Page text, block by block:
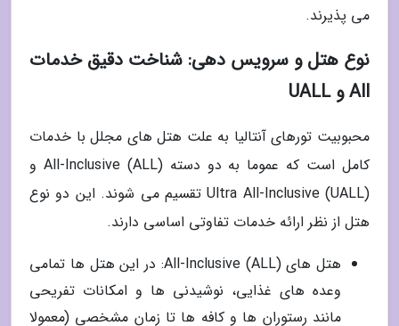
می پذیرند.
نوع هتل و سرویس دهی: شناخت دقیق خدمات
All و UALL
محبوبیت تورهای آنتالیا به علت هتل های مجلل با خدمات
کامل است که عموما به دو دسته All-Inclusive (ALL) و
Ultra All-Inclusive (UALL) تقسیم می شوند. این دو نوع
هتل از نظر ارائه خدمات تفاوتی اساسی دارند.
هتل های All-Inclusive (ALL): در این هتل ها تمامی
وعده های غذایی، نوشیدنی ها و امکانات تفریحی
مانند رستوران ها و کافه ها تا زمان مشخصی (معمولا